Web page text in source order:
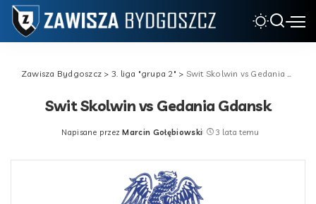
Zawisza Bydgoszcz > 3. liga "grupa 2" > Swit Skolwin vs Gedania Gdansk
Swit Skolwin vs Gedania Gdansk
Posted
Napisane przez Marcin Gołębiowski 3 lata temu